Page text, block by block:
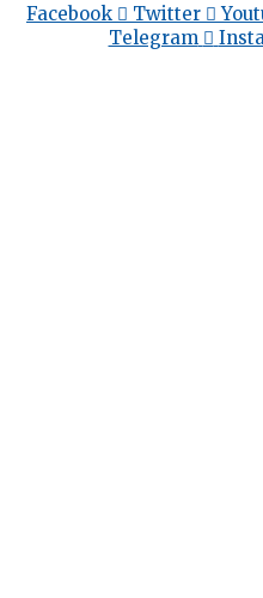
Facebook Twitter
Telegram